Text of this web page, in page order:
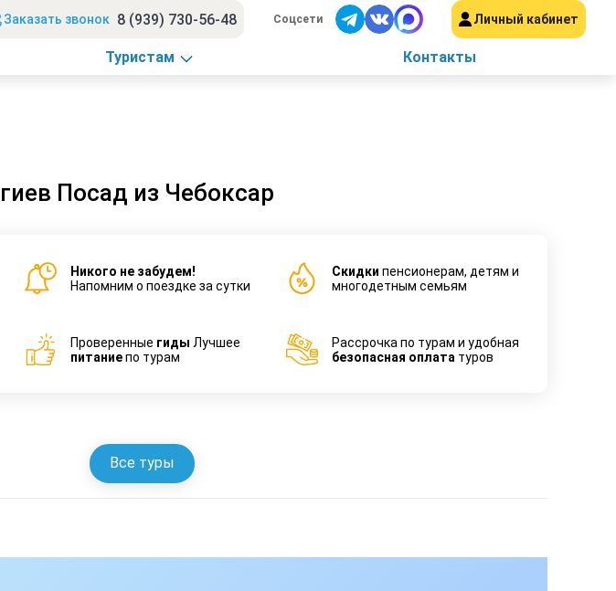
Заказать звонок 8 (939) 730-56-48 Соцсети Личный кабинет
Туристам Контакты
Посад из Чебоксар
Никого не забудем!
Напомним о поездке за сутки
Cкидки пенсионерам, детям и
многодетным семьям
Проверенные гиды Лучшее
питаниепо турам
Рассрочка по турам и удобная
безопасная оплата туров
Все туры